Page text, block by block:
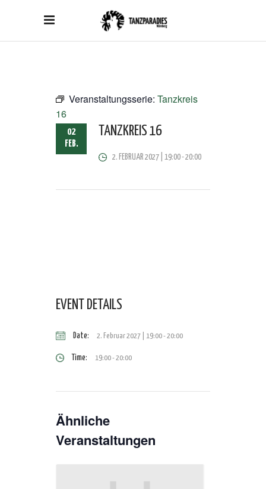
Veranstaltungsserie: Tanzkreis
16
02
FEB.
TANZKREIS 16
2. FEBRUAR 2027 | 19:00-20:00
EVENT DETAILS
Date: 2. Februar 2027 | 19:00-20:00
Time: 19:00 - 20:00
Ähnliche
Veranstaltungen